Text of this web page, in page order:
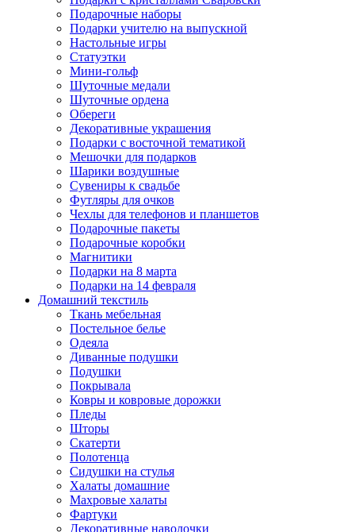
Подарочные наборы
Подарки учителю на выпускной
Настольные игры
Статуэтки
Мини-гольф
Шуточные медали
Шуточные ордена
Обереги
Декоративные украшения
Подарки с восточной тематикой
Мешочки для подарков
Шарики воздушные
Сувениры к свадьбе
Футляры для очков
Чехлы для телефонов и планшетов
Подарочные пакеты
Подарочные коробки
Магнитики
Подарки на 8 марта
Подарки на 14 февраля
Домашний текстиль
Ткань мебельная
Постельное белье
Одеяла
Диванные подушки
Подушки
Покрывала
Ковры и ковровые дорожки
Пледы
Шторы
Скатерти
Полотенца
Сидушки на стулья
Халаты домашние
Махровые халаты
Фартуки
Декоративные наволочки